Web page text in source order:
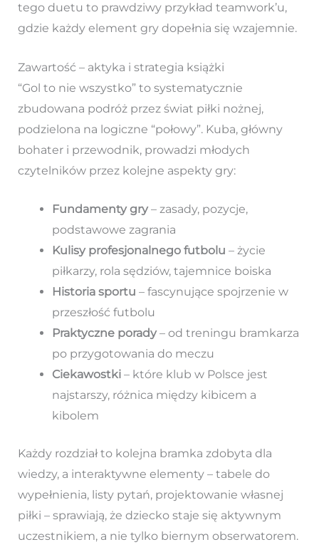
tego duetu to prawdziwy przykład teamwork’u,
gdzie każdy element gry dopełnia się wzajemnie.
Zawartość – aktyka i strategia książki
“Gol to nie wszystko” to systematycznie
zbudowana podróż przez świat piłki nożnej,
podzielona na logiczne “połowy”. Kuba, główny
bohater i przewodnik, prowadzi młodych
czytelników przez kolejne aspekty gry:
Fundamenty gry– zasady, pozycje,
podstawowe zagrania
Kulisy profesjonalnego futbolu – życie
piłkarzy, rola sędziów, tajemnice boiska
Historia sportu – fascynujące spojrzenie w
przeszłość futbolu
Praktyczne porady– od treningu bramkarza
po przygotowania do meczu
Ciekawostki– które klub w Polsce jest
najstarszy, różnica między kibicem a
kibolem
Każdy rozdział to kolejna bramka zdobyta dla
wiedzy, a interaktywne elementy – tabele do
wypełnienia, listy pytań, projektowanie własnej
piłki – sprawiają, że dziecko staje się aktywnym
uczestnikiem, a nie tylko biernym obserwatorem.